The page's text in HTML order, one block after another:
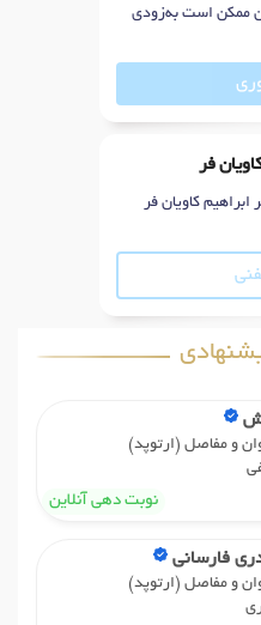
ممکن است به‌زودی
فر
کاویان فر
و مفاصل (ارتوپد)
نوبت دهی آنلاین
فارسانی
و مفاصل (ارتوپد)